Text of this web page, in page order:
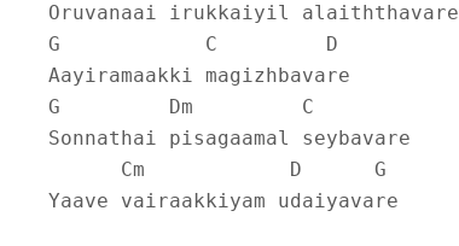
Oruvanaai irukkaiyil alaiththavare
G            C         D
Aayiramaakki magizhbavare
G         Dm         C
Sonnathai pisagaamal seybavare
      Cm            D      G
Yaave vairaakkiyam udaiyavare